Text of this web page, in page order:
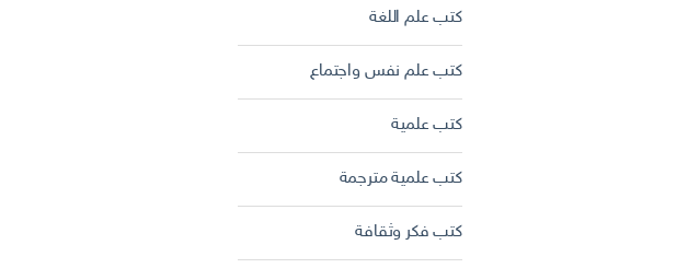
كتب علم اللغة
كتب علم نفس واجتماع
كتب علمية
كتب علمية مترجمة
كتب فكر وثقافة